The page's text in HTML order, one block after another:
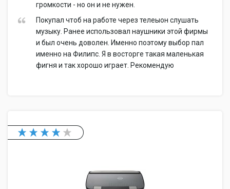
громкости - но он и не нужен.
Покупал чтоб на работе через телеыон слушать
музыку. Ранее использовал наушники этой фирмы
и был очень доволен. Именно поэтому выбор пал
именно на Филипс. Я в восторге такая маленькая
фигня и так хорошо играет. Рекомендую